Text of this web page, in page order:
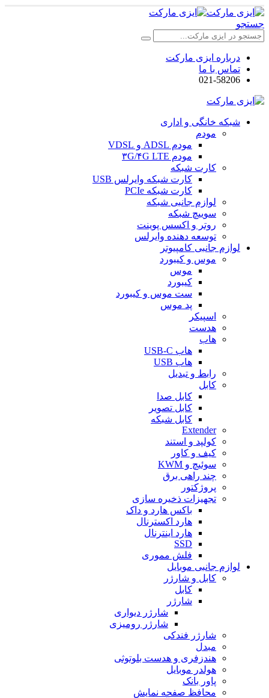
جستجو
درباره ایزی مارکت
تماس با ما
021-58206
شبکه خانگی و اداری
مودم
مودم ADSL و VDSL
مودم ۳G/۴G LTE
کارت شبکه
کارت شبکه وایرلس USB
کارت شبکه PCIe
لوازم جانبی شبکه
سوییچ شبکه
روتر و اکسس پوینت
توسعه دهنده وایرلس
لوازم جانبی کامپیوتر
موس و کیبورد
موس
کیبورد
ست موس و کیبورد
پد موس
اسپیکر
هدست
هاب
هاب USB-C
هاب USB
رابط و تبدیل
کابل
کابل صدا
کابل تصویر
کابل شبکه
Extender
کولپد و استند
کیف و کاور
سوئیچ و KWM
چند راهی برق
پروژکتور
تجهیزات ذخیره سازی
باکس هارد و داک
هارد اکسترنال
هارد اینترنال
SSD
فلش مموری
لوازم جانبی موبایل
کابل و شارژر
کابل
شارژر
شارژر دیواری
شارژر رومیزی
شارژر فندکی
مبدل
هندزفری و هدست بلوتوثی
هولدر موبایل
پاور بانک
محافظ صفحه نمایش